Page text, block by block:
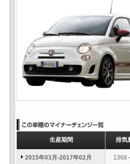
生産期間 排気
2015年03月-2017年02月 1368